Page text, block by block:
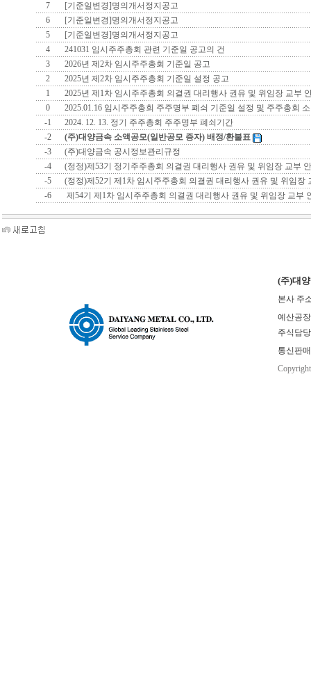
7
[기준일변경]명의개서정지공고
6
[기준일변경]명의개서정지공고
5
[기준일변경]명의개서정지공고
4
241031 임시주주총회 관련 기준일 공고의 건
3
2026년 제2차 임시주주총회 기준일 공고
2
2025년 제2차 임시주주총회 기준일 설정 공고
1
2025년 제1차 임시주주총회 의결권 대리행사 권유 및 위임장 교부
0
2025.01.16 임시주주총회 주주명부 폐쇠 기준일 설정 및 주주총회
-1
2024. 12. 13. 정기 주주총회 주주명부 폐쇠기간
-2
(주)대양금속 소액공모(일반공모 증자) 배정/환불표
-3
(주)대양금속 공시정보관리규정
-4
(정정)제53기 정기주주총회 의결권 대리행사 권유 및 위임장 교부
-5
(정정)제52기 제1차 임시주주총회 의결권 대리행사 권유 및 위임장
-6
제54기 제1차 임시주주총회 의결권 대리행사 권유 및 위임장 교부
(주)대
본사 주
예산공
주식담
통신판